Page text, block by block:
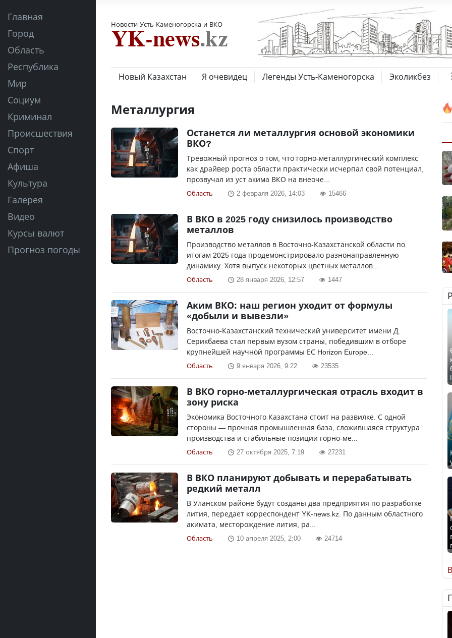
Главная
Город
Область
Республика
Мир
Социум
Криминал
Происшествия
Спорт
Афиша
Культура
Галерея
Видео
Курсы валют
Прогноз погоды
Новости Усть-Каменогорска и ВКО
Новый Казахстан Я очевидец Легенды Усть-Каменогорска Эколикбез
Металлургия
Останется ли металлургия основой экономики
ВКО?
Тревожный прогноз о том, что горно-металлургический комплекс
как драйвер роста области практически исчерпал свой потенциал,
прозвучал из уст акима ВКО на внеоче...
Область 2 февраля 2026, 14:03 15466
В ВКО в 2025 году снизилось производство
металлов
Производство металлов в Восточно-Казахстанской области по
итогам 2025 года продемонстрировало разнонаправленную
динамику. Хотя выпуск некоторых цветных металлов...
Область 28 января 2026, 12:57 1447
Аким ВКО: наш регион уходит от формулы
«добыли и вывезли»
Восточно-Казахстанский технический университет имени Д.
Серикбаева стал первым вузом страны, победившим в отборе
крупнейшей научной программы ЕС Horizon Europe...
Область 9 января 2026, 9:22 23535
В ВКО горно-металлургическая отрасль входит в
зону риска
Экономика Восточного Казахстана стоит на развилке. С одной
стороны — прочная промышленная база, сложившаяся структура
производства и стабильные позиции горно-ме...
Область 27 октября 2025, 7:19 27231
В ВКО планируют добывать и перерабатывать
редкий металл
В Уланском районе будут созданы два предприятия по разработке
лития, передает корреспондент YK-news.kz. По данным областного
акимата, месторождение лития, ра...
Область 10 апреля 2025, 2:00 24714